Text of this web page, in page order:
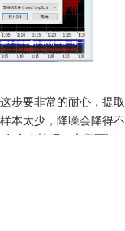
步要非常的耐心，提取
本太少，降噪会降得不
个小技巧，大家可以
粹的噪音片段，在主要
净，要么样本包含太多